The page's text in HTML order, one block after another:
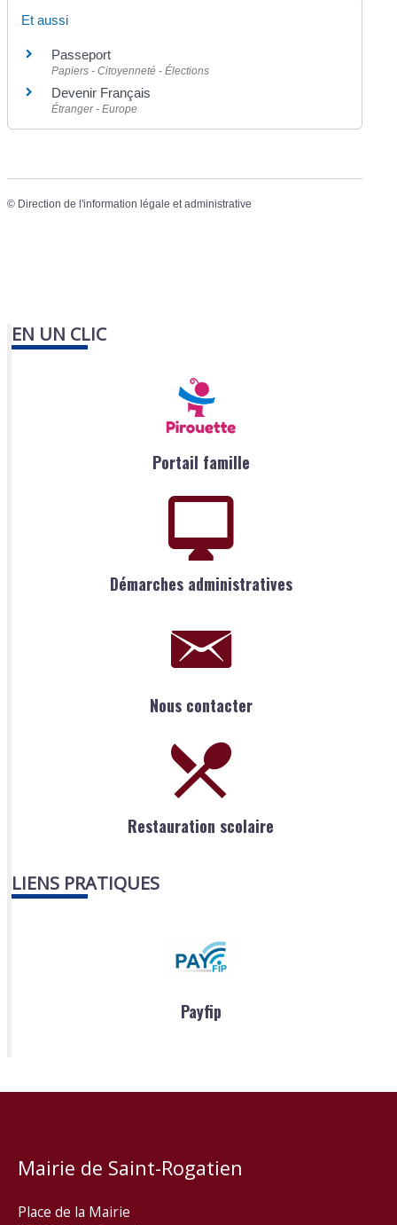
Et aussi
Passeport
Papiers - Citoyenneté - Élections
Devenir Français
Étranger - Europe
© Direction de l'information légale et administrative
EN UN CLIC
Portail famille
Démarches administratives
Nous contacter
Restauration scolaire
LIENS PRATIQUES
Payfip
Mairie de Saint-Rogatien
Place de la Mairie